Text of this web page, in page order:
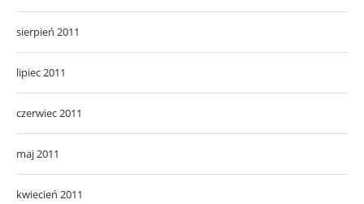
sierpień 2011
lipiec 2011
czerwiec 2011
maj 2011
kwiecień 2011